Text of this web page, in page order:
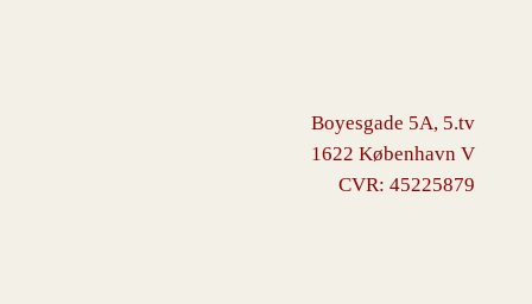
Boyesgade 5A, 5.tv
1622 København V
CVR: 45225879